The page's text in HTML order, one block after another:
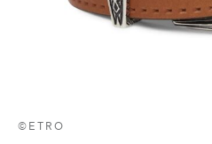
©ETRO